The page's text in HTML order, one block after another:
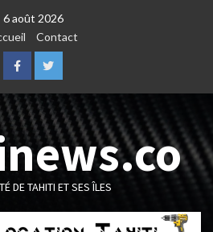
6 août 2026
Contact
FacebookTwitter
DE TAHITI ET SES ÎLES